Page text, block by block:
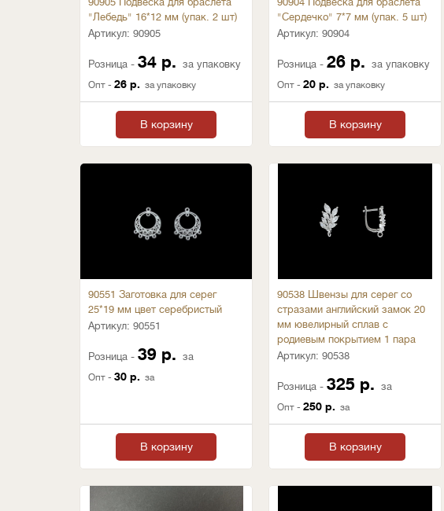
"Лебедь" 16*12 мм (упак. 2 шт)
Артикул: 90905
Розница - 34 р. за упаковку
Опт - 26 р. за упаковку
В корзину
"Сердечко" 7*7 мм (упак. 5 шт)
Артикул: 90904
Розница - 26 р. за упаковку
Опт - 20 р. за упаковку
В корзину
90551 Заготовка для серег
25*19 мм цвет серебристый
Артикул: 90551
Розница - 39 р. за
Опт - 30 р. за
В корзину
90538 Швензы для серег со
стразами английский замок 20
мм ювелирный сплав с
родиевым покрытием 1 пара
Артикул: 90538
Розница - 325 р. за
Опт - 250 р. за
В корзину